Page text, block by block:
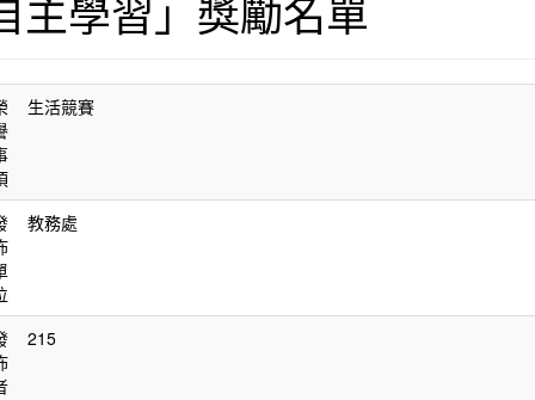
主學習」獎勵名單
生活競賽
教務處
215